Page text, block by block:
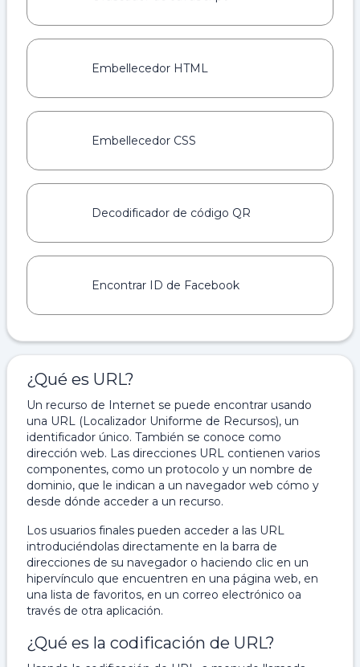
Embellecedor HTML
Embellecedor CSS
Decodificador de código QR
Encontrar ID de Facebook
¿Qué es URL?
Un recurso de Internet se puede encontrar usando
una URL (Localizador Uniforme de Recursos), un
identificador único. También se conoce como
dirección web. Las direcciones URL contienen varios
componentes, como un protocolo y un nombre de
dominio, que le indican a un navegador web cómo y
desde dónde acceder a un recurso.
Los usuarios finales pueden acceder a las URL
introduciéndolas directamente en la barra de
direcciones de su navegador o haciendo clic en un
hipervínculo que encuentren en una página web, en
una lista de favoritos, en un correo electrónico oa
través de otra aplicación.
¿Qué es la codificación de URL?